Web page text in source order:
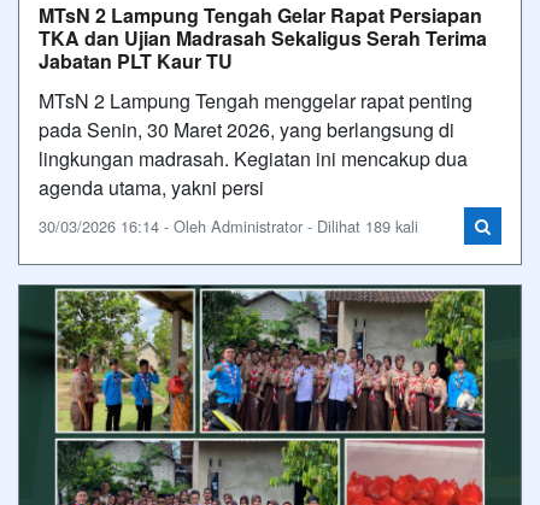
MTsN 2 Lampung Tengah Gelar Rapat Persiapan
TKA dan Ujian Madrasah Sekaligus Serah Terima
Jabatan PLT Kaur TU
MTsN 2 Lampung Tengah menggelar rapat penting
pada Senin, 30 Maret 2026, yang berlangsung di
lingkungan madrasah. Kegiatan ini mencakup dua
agenda utama, yakni persi
30/03/2026 16:14 - Oleh Administrator - Dilihat 189 kali